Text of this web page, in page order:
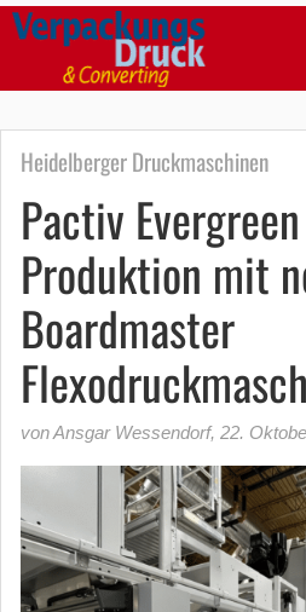
Heidelberger Druckmaschinen
Pactiv
Produktion mit
Boardmaster
von Ansgar Wessendorf, 22.